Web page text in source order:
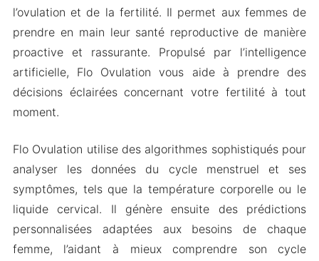
Suivi du style de vie et de la forme
physique
Version Mod APK de Flo Ovulation & Period
Tracker
l’ovulation et de la fertilité. Il permet aux femmes de
prendre en main leur santé reproductive de manière
proactive et rassurante. Propulsé par l’intelligence
artificielle, Flo Ovulation vous aide à prendre des
décisions éclairées concernant votre fertilité à tout
moment.
Flo Ovulation utilise des algorithmes sophistiqués pour
analyser les données du cycle menstruel et ses
symptômes, tels que la température corporelle ou le
liquide cervical. Il génère ensuite des prédictions
personnalisées adaptées aux besoins de chaque
femme, l’aidant à mieux comprendre son cycle